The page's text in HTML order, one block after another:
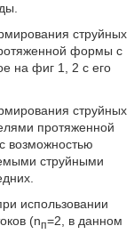
струйных
формы с
на фиг 1, 2 с его
струйных
протяженной
возможностью
струйными
использовании
(nп=2, в данном